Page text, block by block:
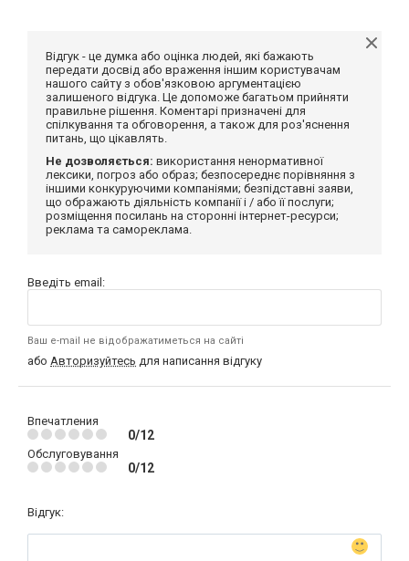
Відгук - це думка або оцінка людей, які бажають
передати досвід або враження іншим користувачам
нашого сайту з обов'язковою аргументацією
залишеного відгука. Це допоможе багатьом прийняти
правильне рішення. Коментарі призначені для
спілкування та обговорення, а також для роз'яснення
питань, що цікавлять.
Не дозволяється: використання ненормативної
лексики, погроз або образ; безпосереднє порівняння з
іншими конкуруючими компаніями; безпідставні заяви,
що ображають діяльність компанії і / або її послуги;
розміщення посилань на сторонні інтернет-ресурси;
реклама та самореклама.
Введіть email:
Ваш e-mail не відображатиметься на сайті
або Авторизуйтесь для написання відгуку
Впечатления
0/12
Обслуговування
0/12
Відгук: